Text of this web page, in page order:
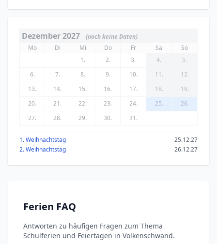
Dezember 2027
(noch keine Daten)
Mo
Di Mi Do Fr Sa
So
1.
2. 3. 4.
5.
6.
7. 8. 9. 10. 11.
12.
13.
14. 15. 16. 17. 18.
19.
20.
21. 22. 23. 24. 25.
26.
27.
28. 29. 30. 31.
1. Weihnachtstag
25.12.27
2. Weihnachtstag
26.12.27
Ferien FAQ
Antworten zu häufigen Fragen zum Thema
Schulferien und Feiertagen in Volkenschwand.